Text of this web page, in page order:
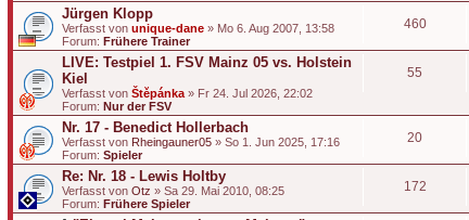
Jürgen Klopp
Verfasst von unique-dane » Mo 6. Aug 2007, 13:58
Forum: Frühere Trainer
460
LIVE: Testpiel 1. FSV Mainz 05 vs. Holstein
Kiel
Verfasst von Štěpánka » Fr 24. Jul 2026, 22:02
Forum: Nur der FSV
55
Nr. 17 - Benedict Hollerbach
Verfasst von Rheingauner05 » So 1. Jun 2025, 17:16
Forum: Spieler
20
Re: Nr. 18 - Lewis Holtby
Verfasst von Otz » Sa 29. Mai 2010, 08:25
Forum: Frühere Spieler
172